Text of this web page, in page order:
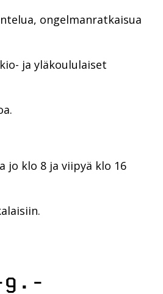
ongelmanratkaisua
ja yläkoululaiset
jo klo 8 ja viipyä klo 16